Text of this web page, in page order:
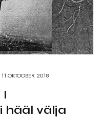
11.OKTOOBER 2018
hääl välja